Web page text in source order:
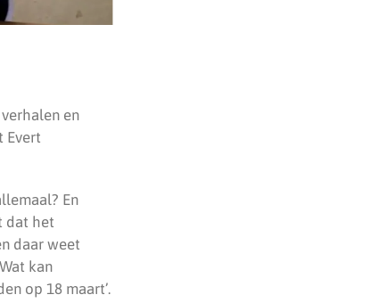
en
Evert
En
dat het
daar weet
kan
op 18 maart’.